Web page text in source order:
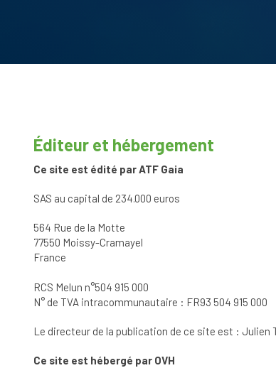
Éditeur et hébergement
Ce site est édité par ATF Gaia
SAS au capital de 234.000 euros
564 Rue de la Motte
77550 Moissy-Cramayel
France
RCS Melun n°504 915 000
N° de TVA intracommunautaire : FR93 504 915 000
Le directeur de la publication de ce site est : Julien
Ce site est hébergé par OVH